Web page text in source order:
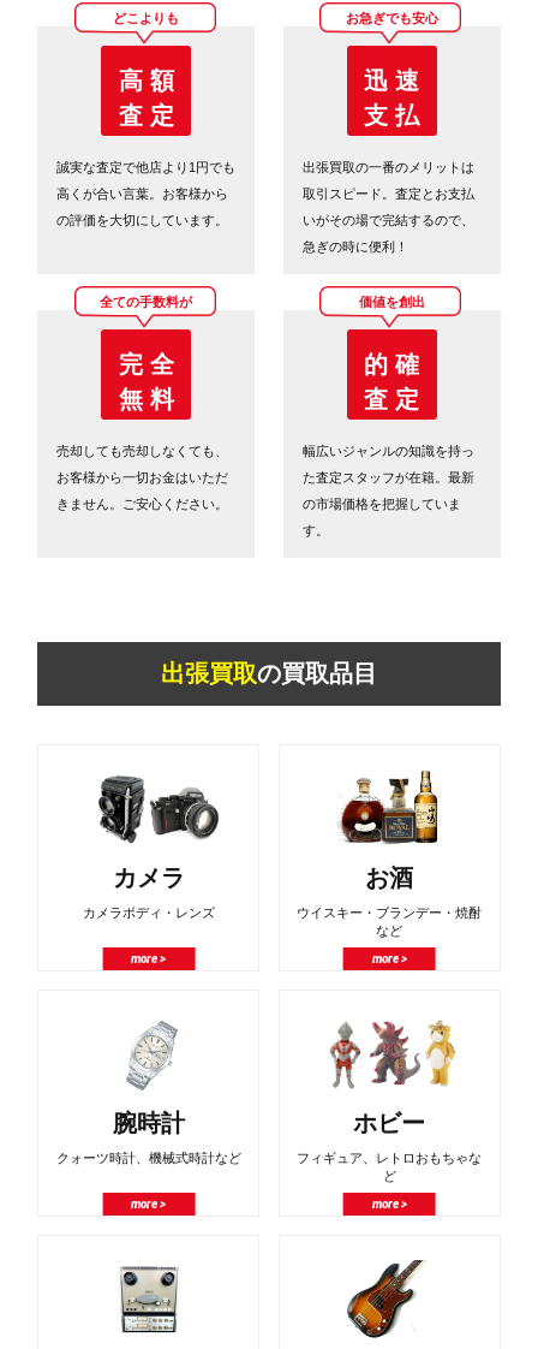
どこよりも
高 額
査 定
誠実な査定で他店より1円でも
高くが合い言葉。お客様から
の評価を大切にしています。
お急ぎでも安心
迅 速
支 払
出張買取の一番のメリットは
取引スピード。査定とお支払
いがその場で完結するので、
急ぎの時に便利！
全ての手数料が
完 全
無 料
売却しても売却しなくても、
お客様から一切お金はいただ
きません。ご安心ください。
価値を創出
的 確
査 定
幅広いジャンルの知識を持っ
た査定スタッフが在籍。最新
の市場価格を把握していま
す。
出張買取の買取品目
カメラ
カメラボディ・レンズ
more >
お酒
ウイスキー・ブランデー・焼酎
など
more >
腕時計
クォーツ時計、機械式時計など
more >
ホビー
フィギュア、レトロおもちゃな
ど
more >